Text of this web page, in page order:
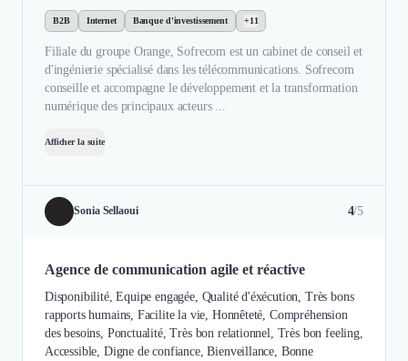
B2B Internet Banque d'investissement +11
Filiale du groupe Orange, Sofrecom est un cabinet de conseil et
d'ingénierie spécialisé dans les télécommunications. Sofrecom
conseille et accompagne le développement et la transformation
numérique des principaux acteurs ...
Afficher la suite
Sonia Sellaoui 4/5
Agence de communication agile et réactive
Disponibilité, Equipe engagée, Qualité d'éxécution, Très bons
rapports humains, Facilite la vie, Honnêteté, Compréhension
des besoins, Ponctualité, Très bon relationnel, Très bon feeling,
Accessible, Digne de confiance, Bienveillance, Bonne